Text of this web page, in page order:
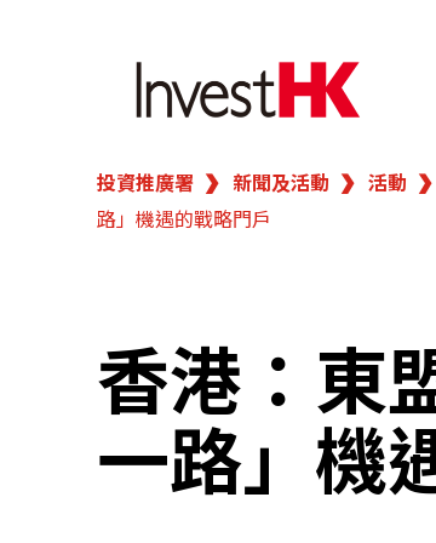
繁 简
香港營商優勢
新聞及活動
業務領域
投資推廣署 新聞及活動 活動
路」機遇的戰略門戶
香港：東
一路」機